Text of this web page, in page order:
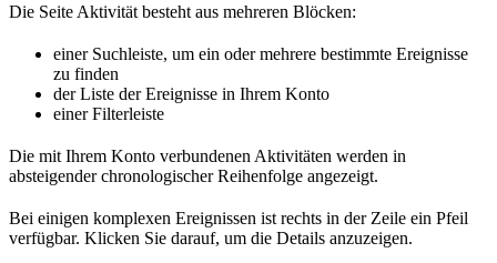
Die Seite Aktivität besteht aus mehreren Blöcken:
einer Suchleiste, um ein oder mehrere bestimmte Ereignisse
zu finden
der Liste der Ereignisse in Ihrem Konto
einer Filterleiste
Die mit Ihrem Konto verbundenen Aktivitäten werden in
absteigender chronologischer Reihenfolge angezeigt.
Bei einigen komplexen Ereignissen ist rechts in der Zeile ein Pfeil
verfügbar. Klicken Sie darauf, um die Details anzuzeigen.